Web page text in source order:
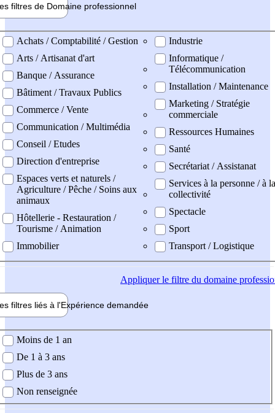
filtres de Domaine professionnel
professionel
Achats / Comptabilité / Gestion
Arts / Artisanat d'art
Banque / Assurance
Bâtiment / Travaux Publics
Commerce / Vente
Communication / Multimédia
Conseil / Etudes
Direction d'entreprise
Espaces verts et naturels /
Agriculture / Pêche / Soins aux
animaux
Hôtellerie - Restauration /
Tourisme / Animation
Immobilier
Industrie
Informatique /
Télécommunication
Installation / Maintenance
Marketing / Stratégie
commerciale
Ressources Humaines
Santé
Secrétariat / Assistanat
Services à la personne / à la
collectivité
Spectacle
Sport
Transport / Logistique
Appliquerle filtre du domaine
filtres liés à l'Expérience demandée
demandée
Moins de 1 an
De 1 à 3 ans
Plus de 3 ans
Non renseignée